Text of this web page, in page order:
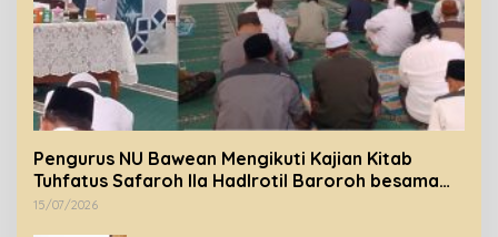
Pengurus NU Bawean Mengikuti Kajian Kitab
Tuhfatus Safaroh Ila Hadlrotil Baroroh besama
Syeikh Rohimuddin Nawawi Al-Bantani.
15/07/2026